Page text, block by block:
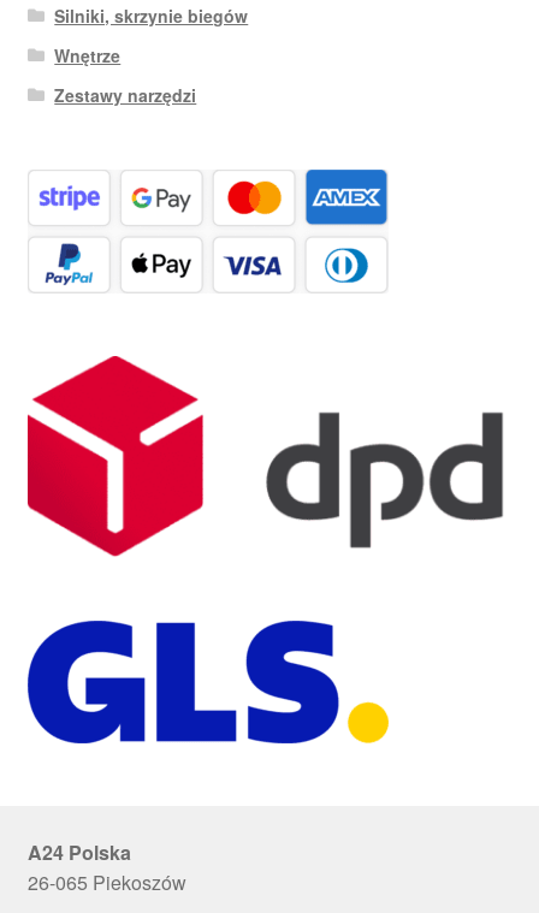
Silniki, skrzynie biegów
Wnętrze
Zestawy narzędzi
A24 Polska
26-065 Piekoszów